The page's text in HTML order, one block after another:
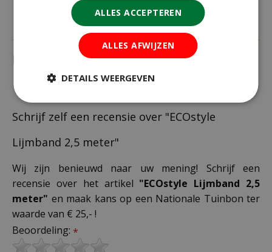
Recensies
Schrijf zelf een recensie over "ECOstyle
Lijmband 2,5 meter"
Wij zijn benieuwd naar uw mening! Schrijf een
recensie over het artikel "ECOstyle Lijmband 2,5
meter" en maak kans op een Nationale Tuinbon ter
waarde van € 25,- !
Beoordeling: *
ALLES ACCEPTEREN
ALLES AFWIJZEN
DETAILS WEERGEVEN